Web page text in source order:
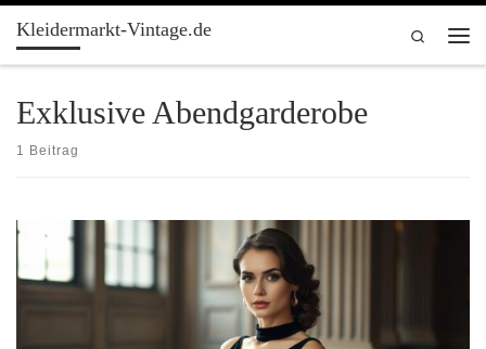
Zum Inhalt springen
Kleidermarkt-Vintage.de
Search
Exklusive Abendgarderobe
1 Beitrag